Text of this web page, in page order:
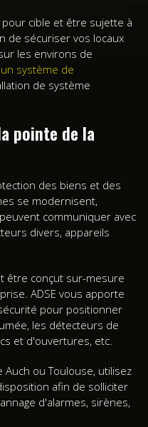
cible et être sujette à
de sécuriser vos locaux
les environs de
système de
de système
pointe de la
des biens et des
se modernisent,
communiquer avec
divers, appareils
être conçut sur-mesure
ADSE vous apporte
pour positionner
les détecteurs de
et d'ouvertures, etc.
ou Toulouse, utilisez
afin de solliciter
d'alarmes, sirènes,